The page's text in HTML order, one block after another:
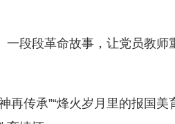
段段革命故事，让党员教师
传承”“烽火岁月里的报国美